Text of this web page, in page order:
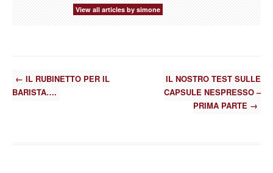
View all articles by simone
←IL RUBINETTO PER IL
BARISTA….
IL NOSTRO TEST SULLE
CAPSULE NESPRESSO –
PRIMA PARTE→